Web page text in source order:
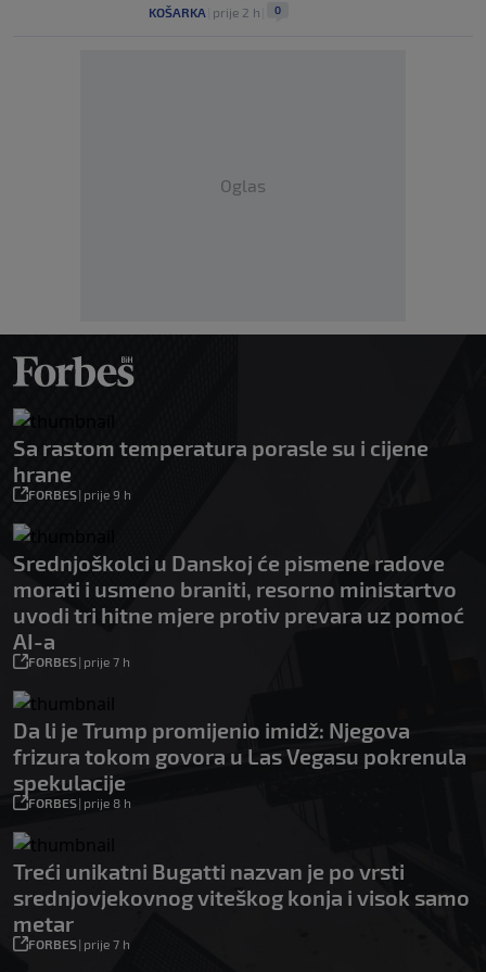
KOŠARKA prije 2 h 0
Oglas
Sa rastom temperatura porasle su i cijene
hrane
FORBES| prije 9 h
Srednjoškolci u Danskoj će pismene radove
morati i usmeno braniti, resorno ministartvo
uvodi tri hitne mjere protiv prevara uz pomoć
AI-a
FORBES| prije 7 h
Da li je Trump promijenio imidž: Njegova
frizura tokom govora u Las Vegasu pokrenula
spekulacije
FORBES| prije 8 h
Treći unikatni Bugatti nazvan je po vrsti
srednjovjekovnog viteškog konja i visok samo
metar
FORBES| prije 7 h